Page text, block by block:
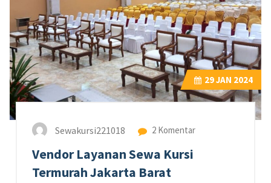
29JAN 2024
Sewakursi221018 2 Komentar
Vendor Layanan Sewa Kursi
Termurah Jakarta Barat